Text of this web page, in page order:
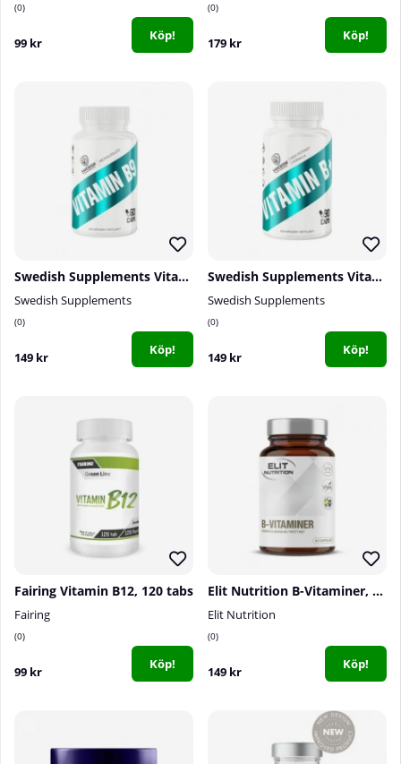
0
99 kr Köp!
0
179 kr Köp!
Swedish Supplements Vitamin B9, 60 caps
Swedish Supplements
0
149 kr Köp!
Swedish Supplements Vitamin B6 P-5-P, 60 caps
Swedish Supplements
0
149 kr Köp!
Fairing Vitamin B12, 120 tabs
Fairing
0
99 kr Köp!
Elit Nutrition B-Vitaminer, 60 caps
Elit Nutrition
0
149 kr Köp!